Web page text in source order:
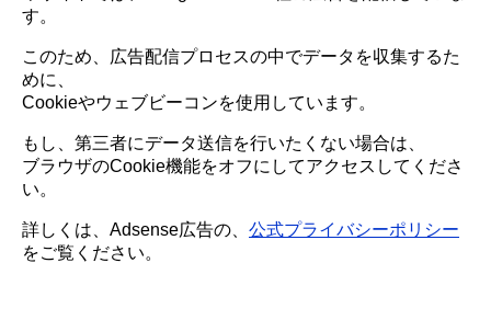
す。
このため、広告配信プロセスの中でデータを収集するた
めに、
Cookieやウェブビーコンを使用しています。
もし、第三者にデータ送信を行いたくない場合は、
ブラウザのCookie機能をオフにしてアクセスしてくださ
い。
詳しくは、Adsense広告の、 公式プライバシーポリシー
をご覧ください。